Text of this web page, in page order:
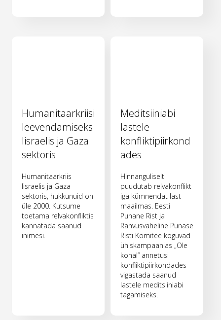
Humanitaarkriisi
leevendamiseks
Iisraelis ja Gaza
sektoris
Humanitaarkriis
Iisraelis ja Gaza
sektoris, hukkunuid on
üle 2000. Kutsume
toetama relvakonfliktis
kannatada saanud
inimesi.
Meditsiiniabi
lastele
konfliktipiirkond
ades
Hinnanguliselt
puudutab relvakonflikt
iga kümnendat last
maailmas. Eesti
Punane Rist ja
Rahvusvaheline Punase
Risti Komitee koguvad
ühiskampaanias „Ole
kohal“ annetusi
konfliktipiirkondades
vigastada saanud
lastele meditsiiniabi
tagamiseks.